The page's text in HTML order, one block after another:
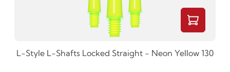
L-Style L-Shafts Locked Straight - Neon Yellow 130